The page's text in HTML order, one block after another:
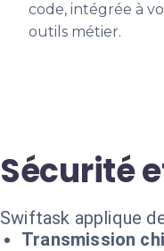
code, intégrée à
outils métier.
Sécurité
Swiftask applique
Transmission